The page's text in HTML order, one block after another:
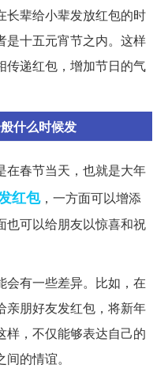
长辈给小辈发放红包的时
是十五元宵节之内。这样
传递红包，增加节日的气
什么时候发
在春节当天，也就是大年
红包，一方面可以增添
也可以给朋友以惊喜和祝
会有一些差异。比如，在
亲朋好友发红包，将新年
样，不仅能够表达自己的
的情谊。